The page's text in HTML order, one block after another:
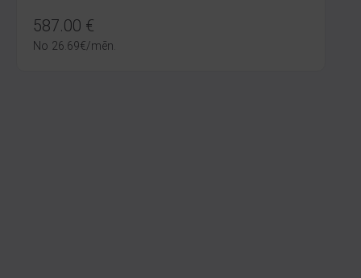
587.00 €
No 26.69€/mēn.